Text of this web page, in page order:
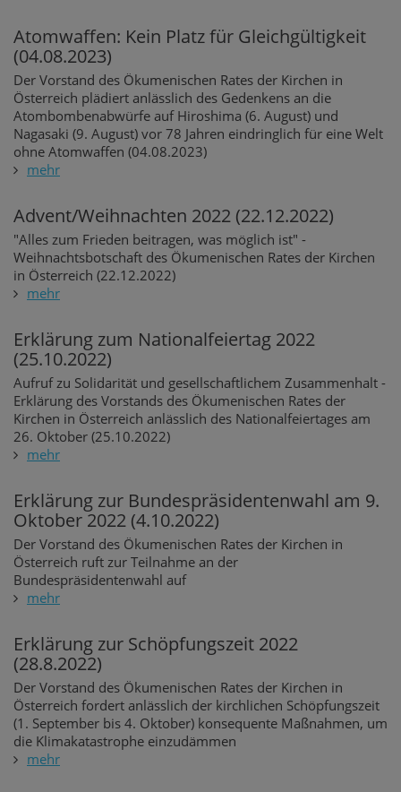
Atomwaffen: Kein Platz für Gleichgültigkeit
(04.08.2023)
Der Vorstand des Ökumenischen Rates der Kirchen in
Österreich plädiert anlässlich des Gedenkens an die
Atombombenabwürfe auf Hiroshima (6. August) und
Nagasaki (9. August) vor 78 Jahren eindringlich für eine Welt
ohne Atomwaffen (04.08.2023)
mehr
Advent/Weihnachten 2022 (22.12.2022)
"Alles zum Frieden beitragen, was möglich ist" -
Weihnachtsbotschaft des Ökumenischen Rates der Kirchen
in Österreich (22.12.2022)
mehr
Erklärung zum Nationalfeiertag 2022
(25.10.2022)
Aufruf zu Solidarität und gesellschaftlichem Zusammenhalt -
Erklärung des Vorstands des Ökumenischen Rates der
Kirchen in Österreich anlässlich des Nationalfeiertages am
26. Oktober (25.10.2022)
mehr
Erklärung zur Bundespräsidentenwahl am 9.
Oktober 2022 (4.10.2022)
Der Vorstand des Ökumenischen Rates der Kirchen in
Österreich ruft zur Teilnahme an der
Bundespräsidentenwahl auf
mehr
Erklärung zur Schöpfungszeit 2022
(28.8.2022)
Der Vorstand des Ökumenischen Rates der Kirchen in
Österreich fordert anlässlich der kirchlichen Schöpfungszeit
(1. September bis 4. Oktober) konsequente Maßnahmen, um
die Klimakatastrophe einzudämmen
mehr